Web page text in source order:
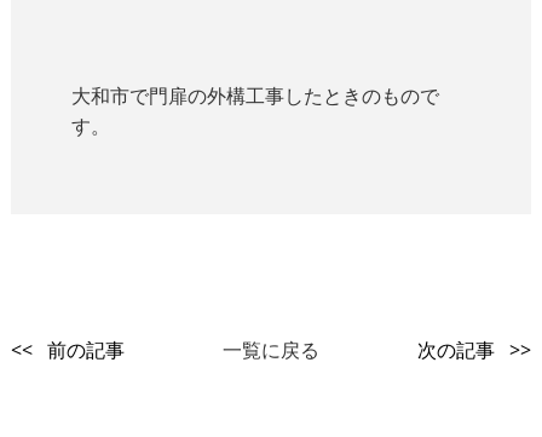
大和市で門扉の外構工事したときのもので
す。
<< 前の記事 一覧に戻る 次の記事 >>